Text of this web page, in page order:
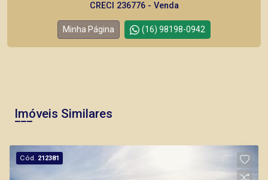
CRECI 236776 - Venda
Minha Página (16) 98198-0942
Imóveis Similares
Cód. 212381